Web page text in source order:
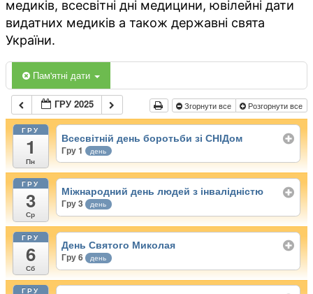
медиків, всесвітні дні медицини, ювілейні дати
видатних медиків а також державні свята
України.
Пам'ятні дати
ГРУ 2025 Згорнути все Розгорнути все
ГРУ
1
Пн
Всесвітній день боротьби зі СНІДом
Гру 1 день
ГРУ
3
Ср
Міжнародний день людей з інвалідністю
Гру 3 день
ГРУ
6
Сб
День Святого Миколая
Гру 6 день
ГРУ